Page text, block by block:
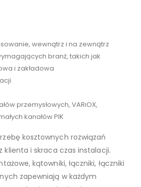
wewnątrz i na zewnątrz
branż, takich jak
i zakładowa
przemysłowych, VARiOX,
kanałów PIK
kosztownych rozwiązań
klienta i skraca czas instalacji.
kątowniki, łączniki, łączniki
zapewniają w każdym